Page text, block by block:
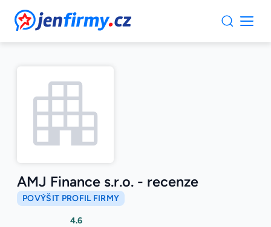
JenFirmy.cz
AMJ Finance s.r.o. - recenze
POVÝŠIT PROFIL FIRMY
4.6